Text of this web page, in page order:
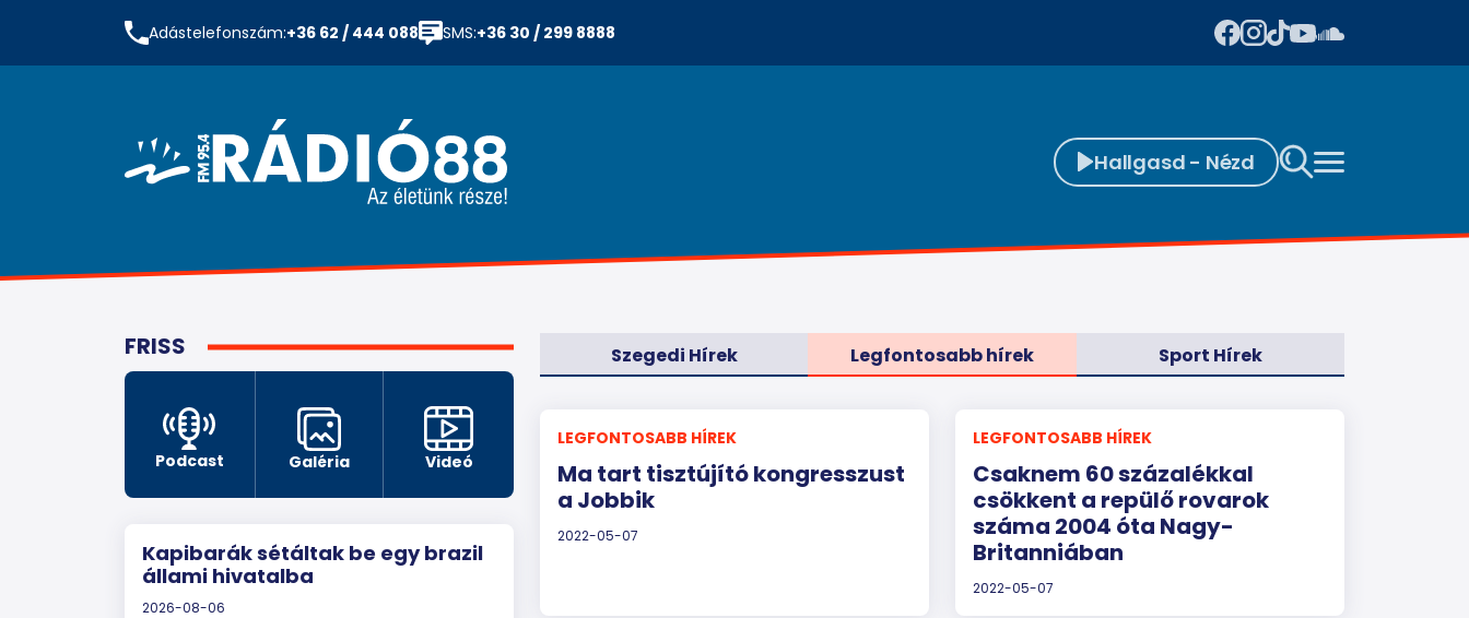
Adástelefonszám:+36 62 / 444 088 SMS:+36 30 / 299 8888
Hallgasd - Nézd
FRISS
Podcast Galéria Videó
Kapibarák sétáltak be egy brazil
állami hivatalba
2026-08-06
Szegedi Hírek Legfontosabb hírek Sport Hírek
LEGFONTOSABB HÍREK
Ma tart tisztújító kongresszust
a Jobbik
2022-05-07
LEGFONTOSABB HÍREK
Csaknem 60 százalékkal
csökkent a repülő rovarok
száma 2004 óta Nagy-
Britanniában
2022-05-07